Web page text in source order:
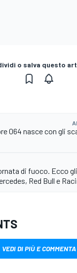
o salva questo
064 nasce con gli
di fuoco. Ecco
Red Bull e
VEDI DI PIÙ E COMMENTA